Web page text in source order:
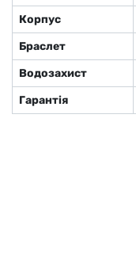
Корпус
Браслет
Водозахист
Гарантія